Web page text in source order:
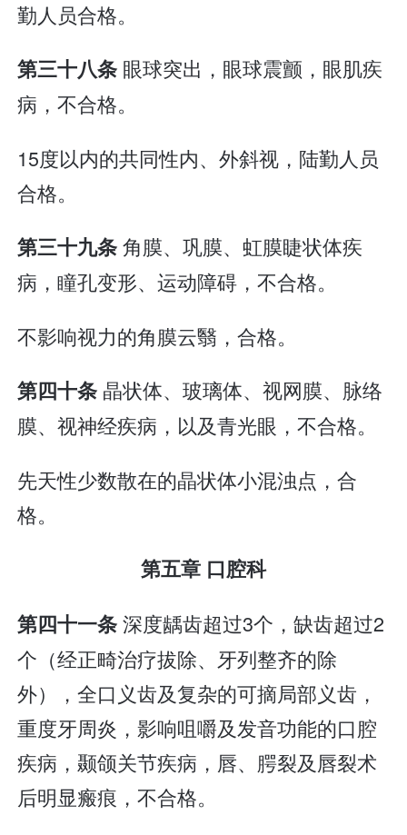
勤人员合格。
第三十八条 眼球突出，眼球震颤，眼肌疾
病，不合格。
15度以内的共同性内、外斜视，陆勤人员
合格。
第三十九条角膜、巩膜、虹膜睫状体疾
病，瞳孔变形、运动障碍，不合格。
不影响视力的角膜云翳，合格。
第四十条 晶状体、玻璃体、视网膜、脉络
膜、视神经疾病，以及青光眼，不合格。
先天性少数散在的晶状体小混浊点，合
格。
第五章 口腔科
第四十一条深度龋齿超过3个，缺齿超过2
个（经正畸治疗拔除、牙列整齐的除
外），全口义齿及复杂的可摘局部义齿，
重度牙周炎，影响咀嚼及发音功能的口腔
疾病，颞颌关节疾病，唇、腭裂及唇裂术
后明显瘢痕，不合格。